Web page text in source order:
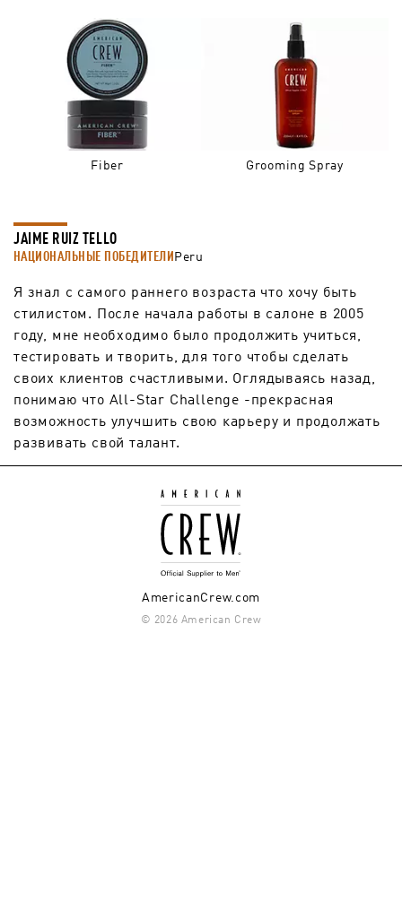
JAIME RUIZ TELLO
НАЦИОНАЛЬНЫЕ ПОБЕДИТЕЛИPeru
Я знал с самого раннего возраста что хочу быть
стилистом. После начала работы в салоне в 2005
году, мне необходимо было продолжить учиться,
тестировать и творить, для того чтобы сделать
своих клиентов счастливыми. Оглядываясь назад,
понимаю что All-Star Challenge -прекрасная
возможность улучшить свою карьеру и продолжать
развивать свой талант.
Fiber Grooming Spray
AmericanCrew.com
© 2026 American Crew